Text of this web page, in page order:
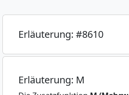
Erläuterung: #8610
Erläuterung: M